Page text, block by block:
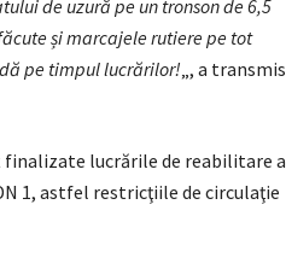
de uzură pe un tronson de 6,5
și marcajele rutiere pe tot
pe timpul lucrărilor!„, a transmis
lucrările de reabilitare a
1, astfel restricţiile de circulaţie